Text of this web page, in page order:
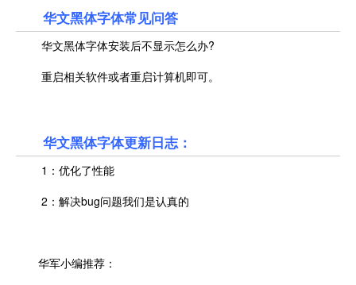
华文黑体字体常见问答
华文黑体字体安装后不显示怎么办?
重启相关软件或者重启计算机即可。
华文黑体字体更新日志：
1：优化了性能
2：解决bug问题我们是认真的
华军小编推荐：